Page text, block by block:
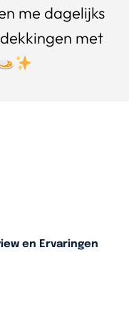
me dagelijks
met
en Ervaringen